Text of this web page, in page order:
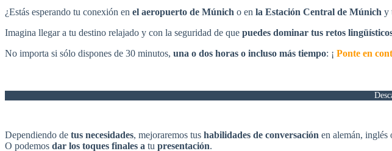
¿Estás esperando tu conexión en el aeropuerto de Múnich o en la Estación Central de Múnich y
Imagina llegar a tu destino relajado y con la seguridad de que puedes dominar tus retos
No importa si sólo dispones de 30 minutos, una o dos horas o incluso más tiempo: ¡ Ponte en
Dependiendo de tus necesidades, mejoraremos tus habilidades de conversación en alemán, inglés
O podemos dar los toques finales a tu presentación.